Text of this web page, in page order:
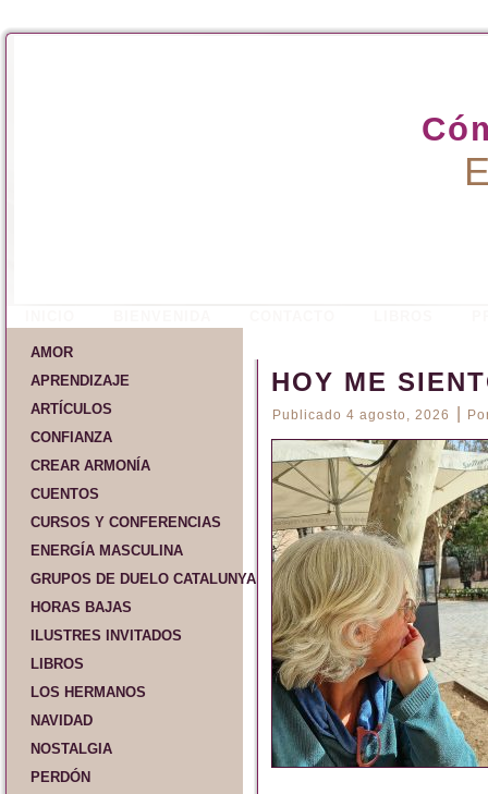
AMOR
APRENDIZAJE
ARTÍCULOS
CONFIANZA
CREAR ARMONÍA
CUENTOS
CURSOS Y CONFERENCIAS
ENERGÍA MASCULINA
GRUPOS DE DUELO CATALUNYA Y ESPAÑA
HORAS BAJAS
ILUSTRES INVITADOS
LIBROS
LOS HERMANOS
NAVIDAD
NOSTALGIA
PERDÓN
HOY ME
Publicado 4 agosto, 2026